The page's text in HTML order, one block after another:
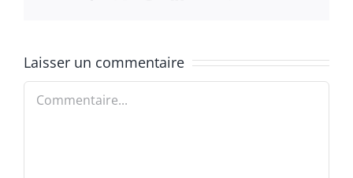
Laisser un commentaire
Commentaire